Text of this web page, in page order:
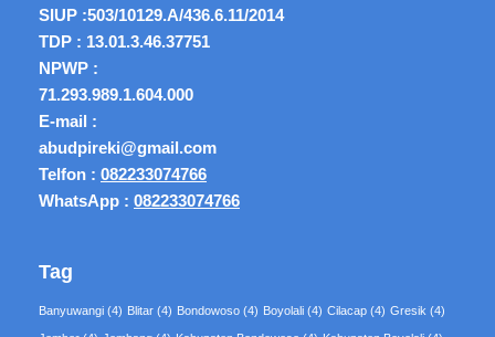
SIUP :503/10129.A/436.6.11/2014
TDP : 13.01.3.46.37751
NPWP :
71.293.989.1.604.000
E-mail :
abudpireki@gmail.com
Telfon : 082233074766
WhatsApp : 082233074766
Tag
Banyuwangi (4) Blitar (4) Bondowoso (4) Boyolali (4) Cilacap (4) Gresik (4)